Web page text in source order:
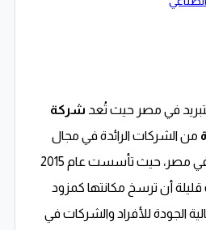
أنظمة التكييف والتبريد
في مصر حيث تُعد شركة
من الشركات الرائدة في مجال
التكييف والتبريد والتهوية في مصر، حيث تأسست عام 2015
أن ترسخ مكانتها كمزود
الجودة للأفراد والشركات في